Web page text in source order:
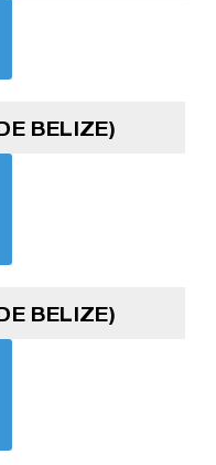
BELIZE)
BELIZE)